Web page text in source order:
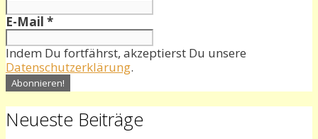
E-Mail *
Indem Du fortfährst, akzeptierst Du unsere
Datenschutzerklärung.
Neueste Beiträge